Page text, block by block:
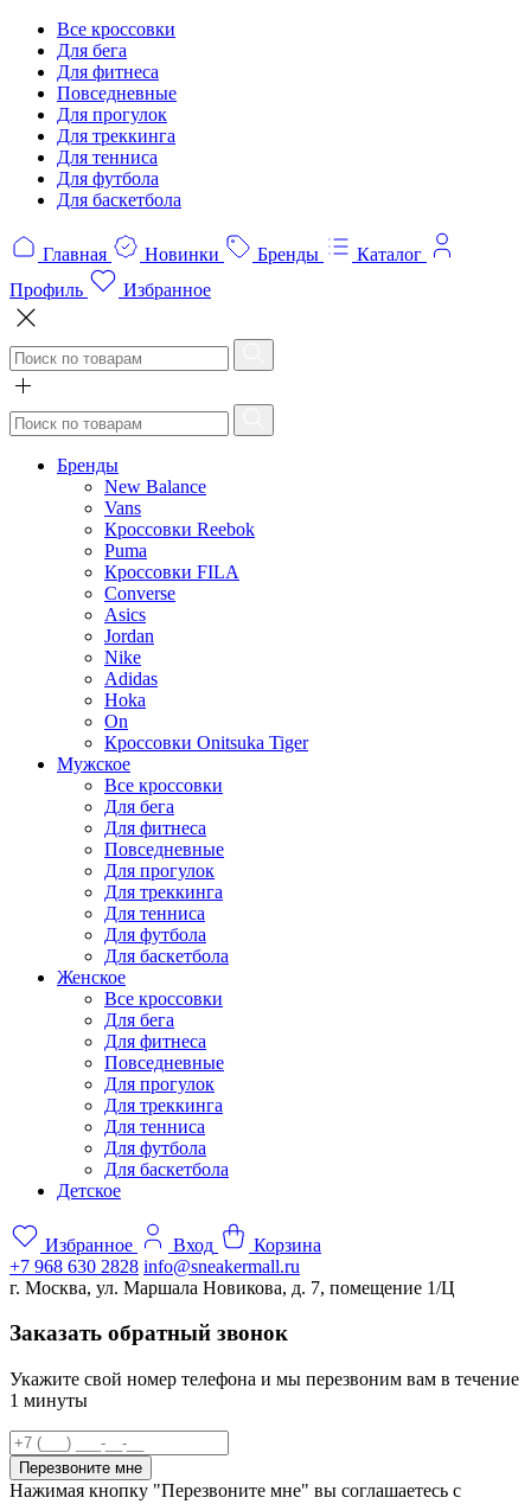
Все кроссовки
Для бега
Для фитнеса
Повседневные
Для прогулок
Для треккинга
Для тенниса
Для футбола
Для баскетбола
Главная Новинки Бренды
Каталог
Профиль
Избранное
Бренды
New Balance
Vans
Кроссовки Reebok
Puma
Кроссовки FILA
Converse
Asics
Jordan
Nike
Adidas
Hoka
On
Кроссовки Onitsuka Tiger
Мужское
Все кроссовки
Для бега
Для фитнеса
Повседневные
Для прогулок
Для треккинга
Для тенниса
Для футбола
Для баскетбола
Женское
Все кроссовки
Для бега
Для фитнеса
Повседневные
Для прогулок
Для треккинга
Для тенниса
Для футбола
Для баскетбола
Детское
Избранное Вход
Корзина
+7 968 630 2828 info@sneakermall.ru
г. Москва, ул. Маршала Новикова, д. 7, помещение 1/Ц
Заказать обратный звонок
Укажите свой номер телефона и мы перезвоним вам в течение
1 минуты
Перезвоните мне
Нажимая кнопку "Перезвоните мне" вы соглашаетесь с